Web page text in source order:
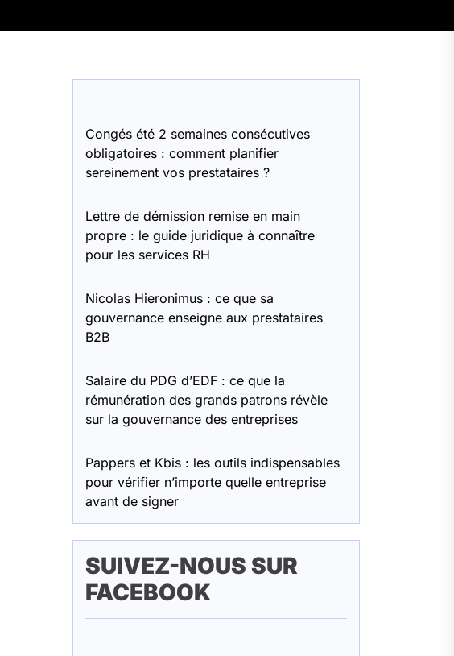
Congés été 2 semaines consécutives
obligatoires : comment planifier
sereinement vos prestataires ?
Lettre de démission remise en main
propre : le guide juridique à connaître
pour les services RH
Nicolas Hieronimus : ce que sa
gouvernance enseigne aux prestataires
B2B
Salaire du PDG d’EDF : ce que la
rémunération des grands patrons révèle
sur la gouvernance des entreprises
Pappers et Kbis : les outils indispensables
pour vérifier n’importe quelle entreprise
avant de signer
SUIVEZ-NOUS SUR
FACEBOOK